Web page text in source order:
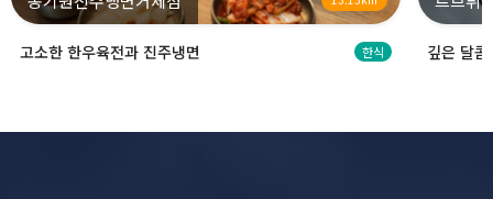
고소한 한우육전과 진주냉면 한식 깊은 달